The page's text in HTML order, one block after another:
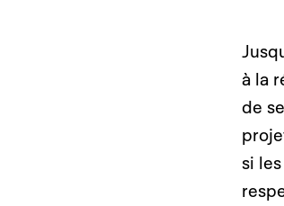
à la
de
si